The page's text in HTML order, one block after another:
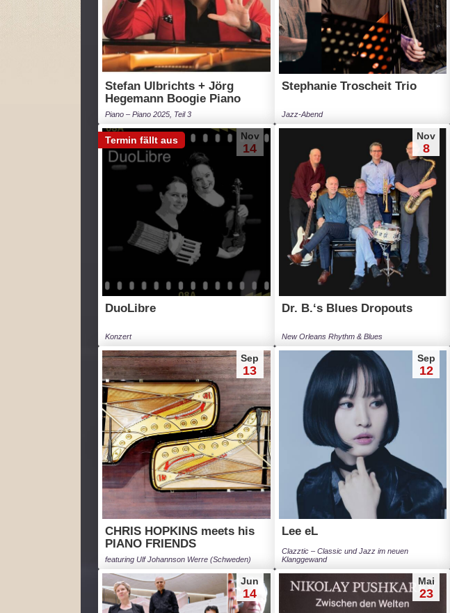
Stefan Ulbrichts + Jörg
Hegemann Boogie Piano
Piano – Piano 2025, Teil 3
Stephanie Troscheit Trio
Jazz-Abend
Nov
14
Termin fällt aus
DuoLibre
Konzert
Nov
8
Dr. B.‘s Blues Dropouts
New Orleans Rhythm & Blues
Sep
13
CHRIS HOPKINS meets his
PIANO FRIENDS
featuring Ulf Johannson Werre (Schweden)
Sep
12
Lee eL
Clazztic – Classic und Jazz im neuen
Klanggewand
Jun
14
Mai
23